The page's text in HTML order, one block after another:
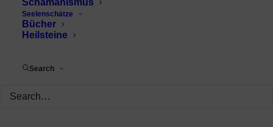
Schamanismus
Seelenschätze
Bücher
Heilsteine
Search